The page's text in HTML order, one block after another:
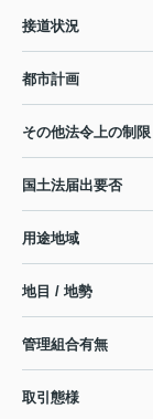
接道状況
都市計画
その他法令上の制限
国土法届出要否
用途地域
地目 / 地勢
管理組合有無
取引態様